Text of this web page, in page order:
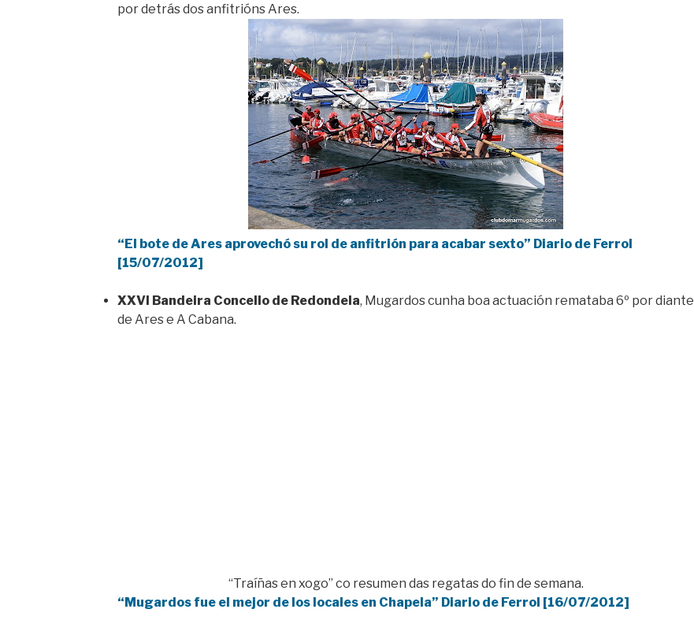
por detrás dos anfitrións Ares.
“El bote de Ares aprovechó su rol de anfitrión para acabar sexto” Diario de Ferrol
[15/07/2012]
XXVI Bandeira Concello de Redondela, Mugardos cunha boa actuación remataba 6º por diante
de Ares e A Cabana.
“Traíñas en xogo” co resumen das regatas do fin de semana.
“Mugardos fue el mejor de los locales en Chapela” Diario de Ferrol [16/07/2012]